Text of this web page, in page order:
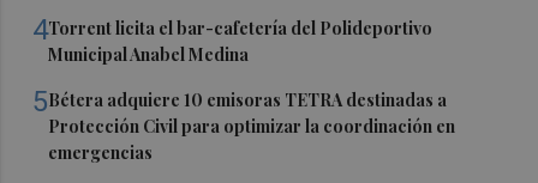
4Torrent licita el bar-cafetería del Polideportivo
Municipal Anabel Medina
5Bétera adquiere 10 emisoras TETRA destinadas a
Protección Civil para optimizar la coordinación en
emergencias